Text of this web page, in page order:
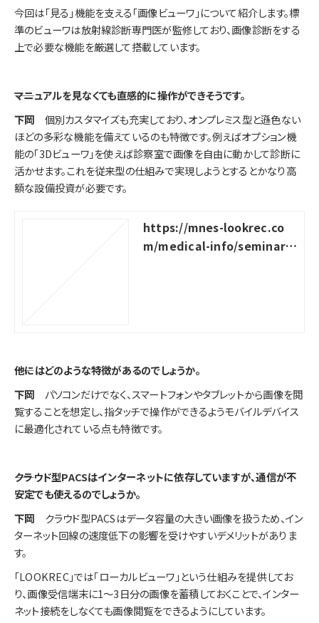
今回は「見る」機能を支える「画像ビューワ」について紹介します。標
準のビューワは放射線診断専門医が監修しており、画像診断をする
上で必要な機能を厳選して搭載しています。
――マニュアルを見なくても直感的に操作ができそうです。
下岡 個別カスタマイズも充実しており、オンプレミス型と遜色ない
ほどの多彩な機能を備えているのも特徴です。例えばオプション機
能の「3Dビューワ」を使えば診察室で画像を自由に動かして診断に
活かせます。これを従来型の仕組みで実現しようとするとかなり高
額な設備投資が必要です。
https://mnes-lookrec.co
m/medical-info/seminar-r
――他にはどのような特徴があるのでしょうか。
下岡 パソコンだけでなく、スマートフォンやタブレットから画像を閲
覧することを想定し、指タッチで操作ができるようモバイルデバイス
に最適化されている点も特徴です。
――クラウド型PACSはインターネットに依存していますが、通信が不
安定でも使えるのでしょうか。
下岡 クラウド型PACSはデータ容量の大きい画像を扱うため、イン
ターネット回線の速度低下の影響を受けやすいデメリットがありま
す。
「LOOKREC」では「ローカルビューワ」という仕組みを提供してお
り、画像受信端末に1～3日分の画像を蓄積しておくことで、インター
ネット接続をしなくても画像閲覧をできるようにしています。